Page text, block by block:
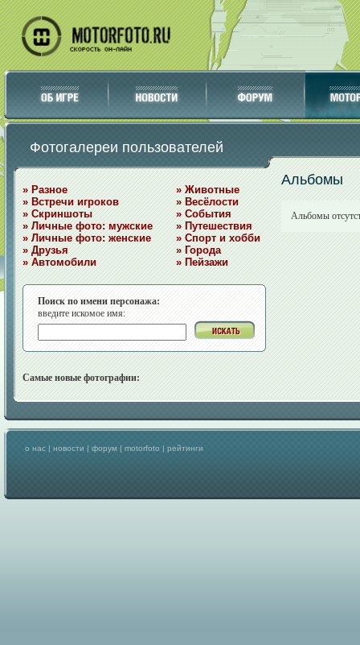
Фотогалереи пользователей
» Разное
» Встречи игроков
» Скриншоты
» Личные фото: мужские
» Личные фото: женские
» Друзья
» Автомобили
» Животные
» Весёлости
» События
» Путешествия
» Спорт и хобби
» Города
» Пейзажи
Поиск по имени персонажа:
введите искомое имя:
Самые новые фотографии:
Альбомы
Альбомы
о нас | новости | форум | motorfoto | рейтинги